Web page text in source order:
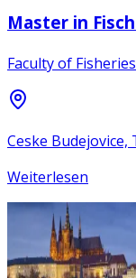
Master in
Faculty of
Ceske Budejovice,
Weiterlesen